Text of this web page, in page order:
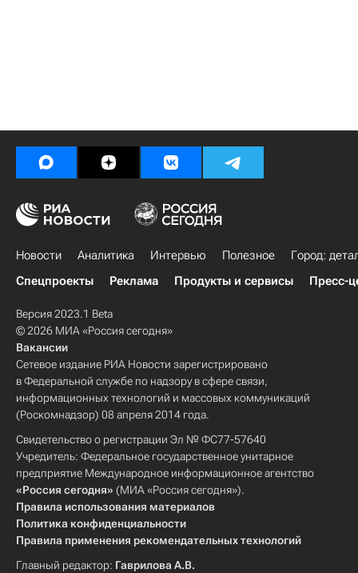
Новости Аналитика Интервью Полезное
Город:
Спецпроекты
Реклама Продукты и сервисы Пресс-
Версия 2023.1 Beta
© 2026 МИА «Россия сегодня»
Вакансии
Сетевое издание РИА Новости зарегистрировано
в Федеральной службе по надзору в сфере связи,
информационных технологий и массовых коммуникаций
(Роскомнадзор) 08 апреля 2014 года.
Свидетельство о регистрации Эл № ФС77-57640
Учредитель: Федеральное государственное унитарное
предприятие Международное информационное агентство
«Россия сегодня» (МИА «Россия сегодня»).
Правила использования материалов
Политика конфиденциальности
Правила применения рекомендательных технологий
Главный редактор: Гаврилова А.В.